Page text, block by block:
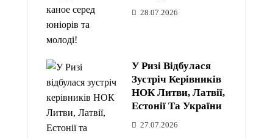
28.07.2026
У Ризі Відбулася
Зустріч Керівників
НОК Литви, Латвії,
Естонії Та України
27.07.2026